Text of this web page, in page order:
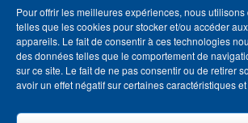
Pour offrir les meilleures expériences, nous
telles que les cookies pour stocker et/ou accéder
appareils. Le fait de consentir à ces technologies
des données telles que le comportement de
sur ce site. Le fait de ne pas consentir ou de retirer
avoir un effet négatif sur certaines caractéristiques